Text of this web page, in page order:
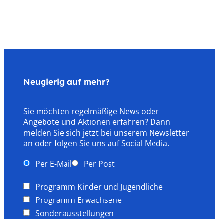
Neugierig auf mehr?
.
Sie möchten regelmäßige News oder
Angebote und Aktionen erfahren? Dann
melden Sie sich jetzt bei unserem Newsletter
an oder folgen Sie uns auf Social Media.
Per E-Mail
Per Post
Programm Kinder und Jugendliche
Programm Erwachsene
Sonderausstellungen